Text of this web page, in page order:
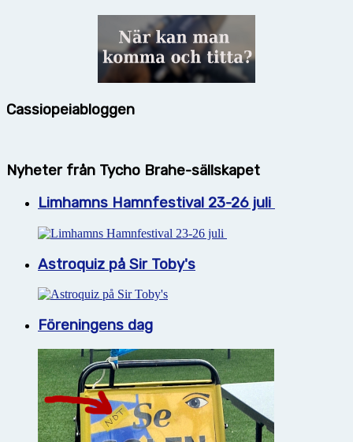
Cassiopeiabloggen
Nyheter från Tycho Brahe-sällskapet
Limhamns Hamnfestival 23-26 juli
Astroquiz på Sir Toby's
Föreningens dag